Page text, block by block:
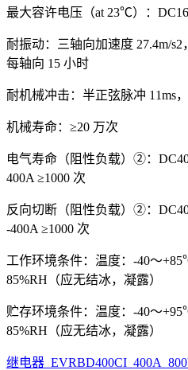
最大容许电压（at 23℃）：
耐振动：三轴向加速度 27.4m/s2
每轴向 15 小时
耐机械冲击：半正弦脉冲 11ms
机械寿命：≥20 万次
电气寿命（阻性负载）②：
400A ≥1000 次
反向切断（阻性负载）②：
-400A ≥1000 次
工作环境条件：温度：-40～
85%RH（应无结冰，凝露）
贮存环境条件：温度：-40～
85%RH（应无结冰，凝露）
继电器